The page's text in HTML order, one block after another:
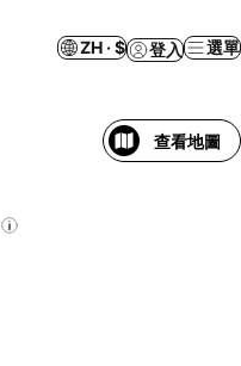
ZH · $ 登入 選單
查看地圖